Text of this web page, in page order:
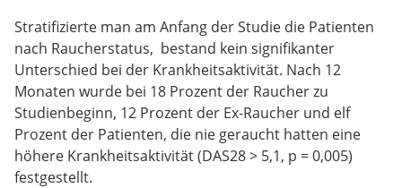
Stratifizierte man am Anfang der Studie die Patienten
nach Raucherstatus, bestand kein signifikanter
Unterschied bei der Krankheitsaktivität. Nach 12
Monaten wurde bei 18 Prozent der Raucher zu
Studienbeginn, 12 Prozent der Ex-Raucher und elf
Prozent der Patienten, die nie geraucht hatten eine
höhere Krankheitsaktivität (DAS28 > 5,1, p = 0,005)
festgestellt.